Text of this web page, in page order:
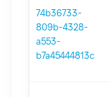
74b36733-
809b-4328-
a553-
b7a45444813c